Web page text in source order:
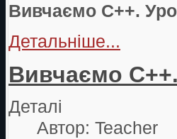
Вивчаємо С++.
Детальніше...
Вивчаємо
Деталі
Автор: Teacher